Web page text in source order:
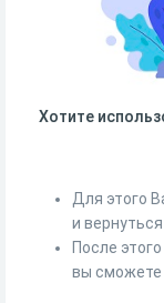
Хотите
Для этого
и
После
вы сможете